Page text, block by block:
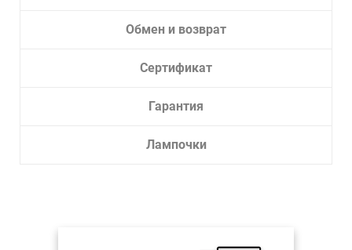
Обмен и возврат
Сертификат
Гарантия
Лампочки